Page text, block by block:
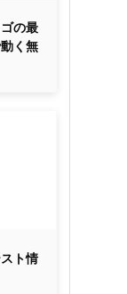
の最
く無
ト情